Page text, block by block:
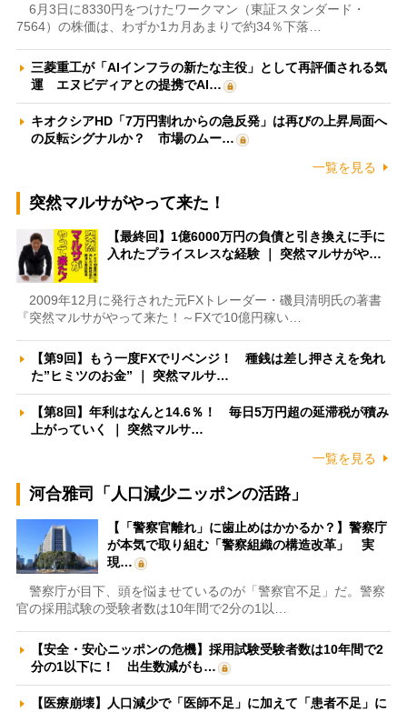
6月3日に8330円をつけたワークマン（東証スタンダード・
7564）の株価は、わずか1カ月あまりで約34％下落…
三菱重工が「AIインフラの新たな主役」として再評価される気
運 エヌビディアとの提携でAI…
キオクシアHD「7万円割れからの急反発」は再びの上昇局面へ
の反転シグナルか？ 市場のムー…
一覧を見る
突然マルサがやって来た！
【最終回】1億6000万円の負債と引き換えに手に
入れたプライスレスな経験 ｜ 突然マルサがや…
2009年12月に発行された元FXトレーダー・磯貝清明氏の著書
『突然マルサがやって来た！～FXで10億円稼い…
【第9回】もう一度FXでリベンジ！ 種銭は差し押さえを免れ
た”ヒミツのお金” ｜ 突然マルサ…
【第8回】年利はなんと14.6％！ 毎日5万円超の延滞税が積み
上がっていく ｜ 突然マルサ…
一覧を見る
河合雅司「人口減少ニッポンの活路」
【「警察官離れ」に歯止めはかかるか？】警察庁
が本気で取り組む「警察組織の構造改革」 実
現…
警察庁が目下、頭を悩ませているのが「警察官不足」だ。警察
官の採用試験の受験者数は10年間で2分の1以…
【安全・安心ニッポンの危機】採用試験受験者数は10年間で2
分の1以下に！ 出生数減がも…
【医療崩壊】人口減少で「医師不足」に加えて「患者不足」に